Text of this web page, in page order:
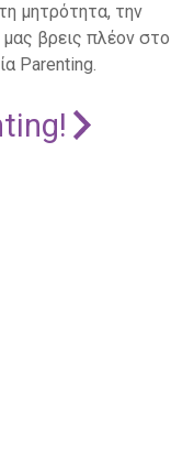
μητρότητα, την
μας βρεις πλέον στο
Parenting.